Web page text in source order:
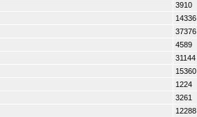
3910
14336
37376
4589
31144
15360
1224
3261
12288